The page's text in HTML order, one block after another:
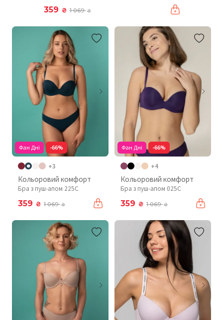
359 ₴ 1 069₴
Фан Дні -66%
+3
Кольоровий комфорт
Бра з пуш-апом 225C
359 ₴ 1 069₴
Фан Дні -66%
+4
Кольоровий комфорт
Бра з пуш-апом 025C
359 ₴ 1 069₴